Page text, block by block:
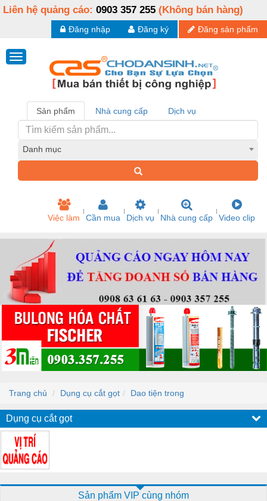
Liên hệ quảng cáo: 0903 357 255 (Không bán hàng)
Đăng sản phẩm
Đăng ký
Đăng nhập
Sản phẩm Nhà cung cấp Dịch vụ
Danh mục
Việc làm Cần mua Dịch vụ Nhà cung cấp Video clip
Trang chủ Dụng cụ cắt gọt Dao tiện trong
Dụng cụ cắt gọt
Sản phẩm VIP cùng nhóm